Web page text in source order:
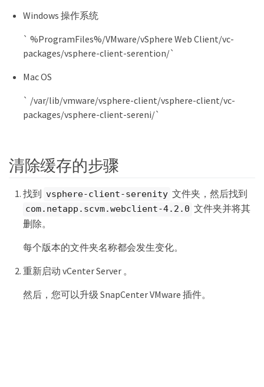
Windows 操作系统
` %ProgramFiles%/VMware/vSphere Web Client/vc-
packages/vsphere-client-serention/`
Mac OS
` /var/lib/vmware/vsphere-client/vsphere-client/vc-
packages/vsphere-client-sereni/`
清除缓存的步骤
找到 vsphere-client-serenity 文件夹，然后找到
com.netapp.scvm.webclient-4.2.0 文件夹并将其
删除。
每个版本的文件夹名称都会发生变化。
重新启动 vCenter Server 。
然后，您可以升级 SnapCenter VMware 插件。